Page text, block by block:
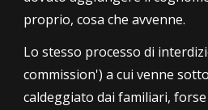
proprio,cosa che avvenne.
Lo stesso processo di
commission') a cui venne
caldeggiato dai familiari,